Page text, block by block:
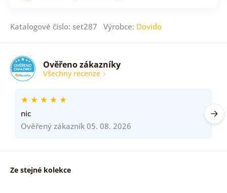
Katalogové číslo: set287 Výrobce: Dovido
Ověřeno zákazníky
Všechny recenze
nic
Ověřený zákazník 05. 08. 2026
Ze stejné kolekce